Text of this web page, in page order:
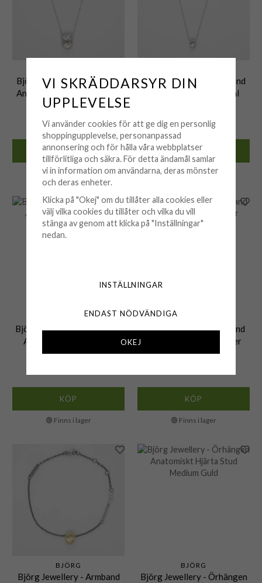
Björg Jewellery - Halsband
Anatomiskt Hjärta Medium
Kort Silver
2 850 kr
KÖP
🟡 Få kvar i lager
Björg Jewellery - Halsband
Anatomiskt Hjärta Smal
1 750 kr
KÖP
🟡 Få kvar i lager
Björg Jewellery - Örhängen
Anatomiskt Hjärta Stud
Medium Silver
KÖP
🟢 Finns i lager
Björg Jewellery - Armband
Anatomiskt Hjärta Silver
KÖP
🟢 Finns i lager
BJÖRG
Björg Jewellery - Armband
BJÖRG
Björg Jewellery - Örhängen
VI SKRÄDDARSYR DIN
UPPLEVELSE
Vi använder cookies för att ge dig en personlig
shoppingupplevelse, personanpassad
annonsering och för hålla våra webbplatser
tillförlitliga och säkra. För detta ändamål samlar
vi in information om användarna, deras mönster
och deras enheter.
Klicka på "Okej" om du tillåter alla cookies eller
välj vilka cookies du tillåter och vilka du vill
stänga av genom att klicka på "Inställningar"
nedan.
INSTÄLLNINGAR
ENDAST NÖDVÄNDIGA
OKEJ